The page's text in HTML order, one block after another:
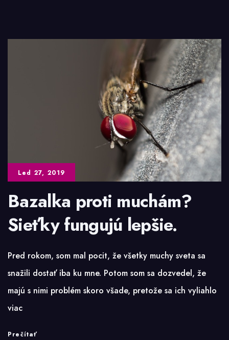
Led 27, 2019
Bazalka proti muchám?
Sieťky fungujú lepšie.
Pred rokom, som mal pocit, že všetky muchy sveta sa
snažili dostať iba ku mne. Potom som sa dozvedel, že
majú s nimi problém skoro všade, pretože sa ich vyliahlo
viac
PrečítaťBazalka